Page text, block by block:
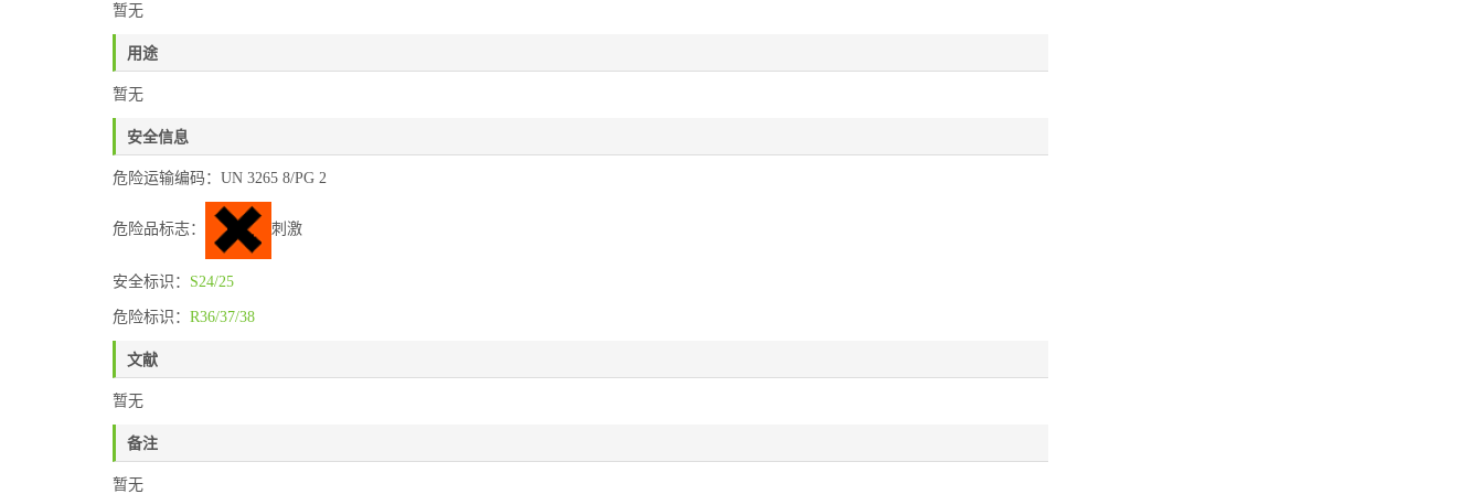
暂无
用途
暂无
安全信息
危险运输编码：UN 3265 8/PG 2
危险品标志： 刺激
安全标识： S24/25
危险标识： R36/37/38
文献
暂无
备注
暂无